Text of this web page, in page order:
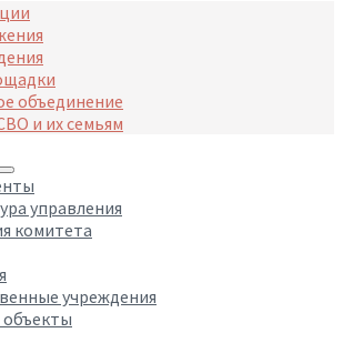
объединение
и их семьям
управления
комитета
учреждения